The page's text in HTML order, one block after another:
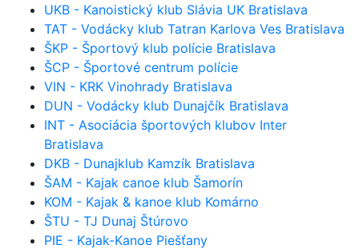
UKB - Kanoistický klub Slávia UK Bratislava
TAT - Vodácky klub Tatran Karlova Ves Bratislava
ŠKP - Športový klub polície Bratislava
ŠCP - Športové centrum polície
VIN - KRK Vinohrady Bratislava
DUN - Vodácky klub Dunajčík Bratislava
INT - Asociácia športových klubov Inter
Bratislava
DKB - Dunajklub Kamzík Bratislava
ŠAM - Kajak canoe klub Šamorín
KOM - Kajak & kanoe klub Komárno
ŠTU - TJ Dunaj Štúrovo
PIE - Kajak-Kanoe Piešťany